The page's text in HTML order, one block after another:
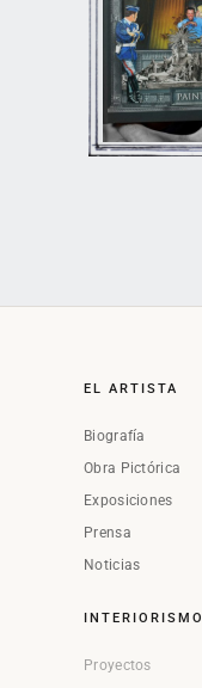
EL ARTISTA
Biografía
Obra Pictórica
Exposiciones
Prensa
Noticias
INTERIORISMO
Proyectos